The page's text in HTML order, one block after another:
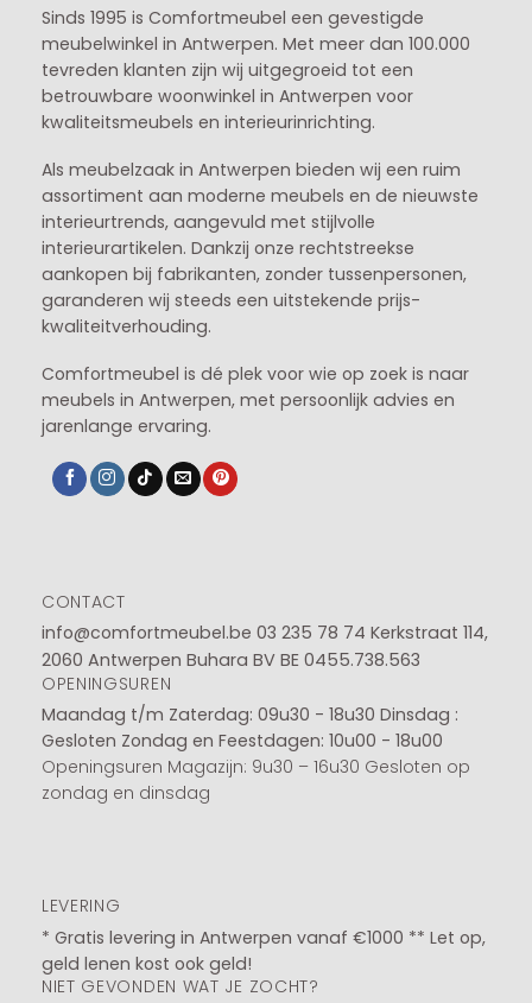
Sinds 1995 is Comfortmeubel een gevestigde
meubelwinkel in Antwerpen. Met meer dan 100.000
tevreden klanten zijn wij uitgegroeid tot een
betrouwbare woonwinkel in Antwerpen voor
kwaliteitsmeubels en interieurinrichting.
Als meubelzaak in Antwerpen bieden wij een ruim
assortiment aan moderne meubels en de nieuwste
interieurtrends, aangevuld met stijlvolle
interieurartikelen. Dankzij onze rechtstreekse
aankopen bij fabrikanten, zonder tussenpersonen,
garanderen wij steeds een uitstekende prijs-
kwaliteitverhouding.
Comfortmeubel is dé plek voor wie op zoek is naar
meubels in Antwerpen, met persoonlijk advies en
jarenlange ervaring.
CONTACT
info@comfortmeubel.be 03 235 78 74 Kerkstraat 114,
2060 Antwerpen Buhara BV BE 0455.738.563
OPENINGSUREN
Maandag t/m Zaterdag: 09u30 - 18u30 Dinsdag :
Gesloten Zondag en Feestdagen: 10u00 - 18u00
Openingsuren Magazijn: 9u30 – 16u30 Gesloten op
zondag en dinsdag
LEVERING
* Gratis levering in Antwerpen vanaf €1000 ** Let op,
geld lenen kost ook geld!
NIET GEVONDEN WAT JE ZOCHT?